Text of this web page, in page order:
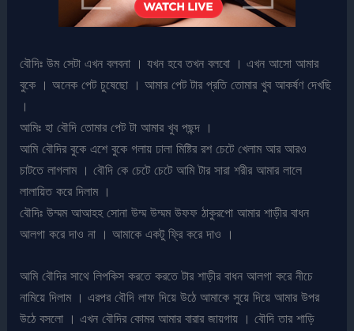
বৌদিঃ উম সেটা এখন বলবনা । যখন হবে তখন বলবো । এখন আসো আমার
বুকে । অনেক পেট চুষেছো । আমার পেট টার প্রতি তোমার খুব আকর্ষণ দেখছি
।
আমিঃ হা বৌদি তোমার পেট টা আমার খুব পছন্দ ।
আমি বৌদির বুকে এশে বুকে গলায় ঢালা মিষ্টির রশ চেটে খেলাম আর আরও
চাটতে লাগলাম । বৌদি কে চেটে চেটে আমি টার সারা শরীর আমার লালে
লালায়িত করে দিলাম ।
বৌদিঃ উম্মম আআহহ সোনা উম্ম উম্মম উফফ ঠাকুরপো আমার শাড়ীর বাধন
আলগা করে দাও না । আমাকে একটু ফ্রি করে দাও ।
আমি বৌদির সাথে লিপকিস করতে করতে টার শাড়ীর বাধন আলগা করে নীচে
নামিয়ে দিলাম । এরপর বৌদি লাফ দিয়ে উঠে আমাকে সুয়ে দিয়ে আমার উপর
উঠে বসলো । এখন বৌদির কোমর আমার বারার জায়গায় । বৌদি তার শাড়ি